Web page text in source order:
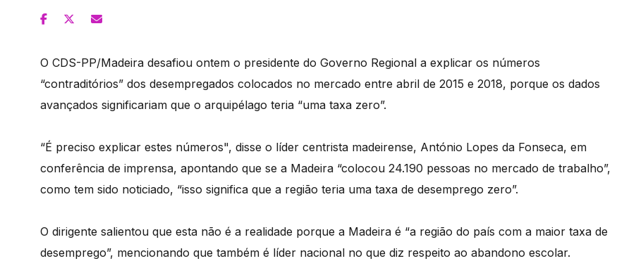
O CDS-PP/Madeira desafiou ontem o presidente do Governo Regional a explicar os números
“contraditórios” dos desempregados colocados no mercado entre abril de 2015 e 2018, porque os dados
avançados significariam que o arquipélago teria “uma taxa zero”.
“É preciso explicar estes números", disse o líder centrista madeirense, António Lopes da Fonseca, em
conferência de imprensa, apontando que se a Madeira “colocou 24.190 pessoas no mercado de trabalho”,
como tem sido noticiado, “isso significa que a região teria uma taxa de desemprego zero”.
O dirigente salientou que esta não é a realidade porque a Madeira é “a região do país com a maior taxa de
desemprego”, mencionando que também é líder nacional no que diz respeito ao abandono escolar.